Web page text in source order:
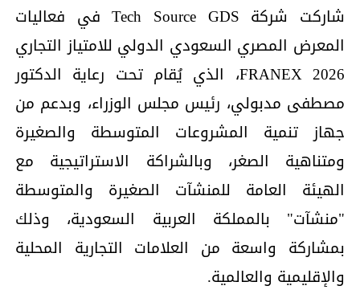
شاركت شركة Tech Source GDS في فعاليات
المعرض المصري السعودي الدولي للامتياز التجاري
FRANEX 2026، الذي يُقام تحت رعاية الدكتور
مصطفى مدبولي، رئيس مجلس الوزراء، وبدعم من
جهاز تنمية المشروعات المتوسطة والصغيرة
ومتناهية الصغر، وبالشراكة الاستراتيجية مع
الهيئة العامة للمنشآت الصغيرة والمتوسطة
"منشآت" بالمملكة العربية السعودية، وذلك
بمشاركة واسعة من العلامات التجارية المحلية
والإقليمية والعالمية.